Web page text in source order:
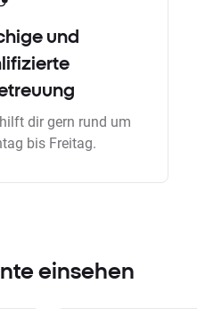
und
dir gern rund um
bis Freitag.
einsehen